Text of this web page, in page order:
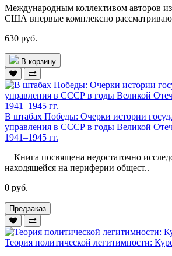
Международным коллективом авторов
США впервые комплексно
630 руб.
В корзину
В штабах Победы: Очерки истории
управления в СССР в годы Великой
1941–1945 гг.
Книга посвящена недостаточно
находящейся на периферии общест..
0 руб.
Предзаказ
Теория политической легитимности: